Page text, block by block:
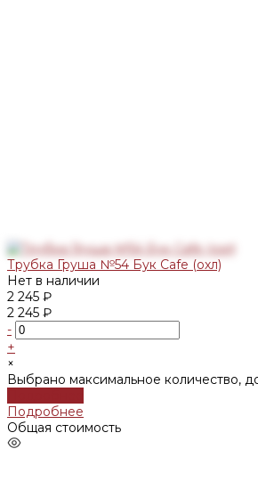
Трубка Груша №54 Бук Cafe (охл)
Нет в наличии
2 245 ₽
2 245 ₽
-
+
×
Выбрано максимальное количество,
Подробнее
Общая стоимость